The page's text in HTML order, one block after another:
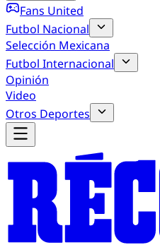
Fans United
Futbol Nacional
Selección Mexicana
Futbol Internacional
Opinión
Video
Otros Deportes